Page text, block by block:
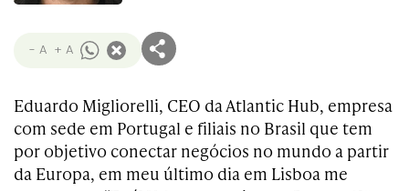
- A + A
Eduardo Migliorelli, CEO da Atlantic Hub, empresa
com sede em Portugal e filiais no Brasil que tem
por objetivo conectar negócios no mundo a partir
da Europa, em meu último dia em Lisboa me